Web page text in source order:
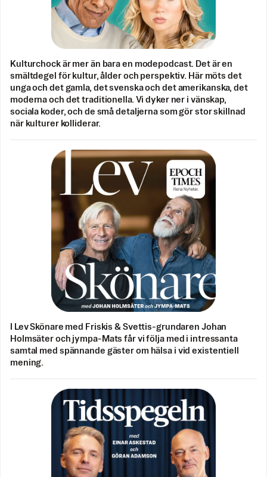
Kulturchock är mer än bara en modepodcast. Det är en
smältdegel för kultur, ålder och perspektiv. Här möts det
unga och det gamla, det svenska och det amerikanska, det
moderna och det traditionella. Vi dyker ner i vänskap,
sociala koder, och de små detaljerna som gör stor skillnad
när kulturer kolliderar.
I Lev Skönare med Friskis & Svettis-grundaren Johan
Holmsäter och jympa-Mats får vi följa med i intressanta
samtal med spännande gäster om hälsa i vid existentiell
mening.